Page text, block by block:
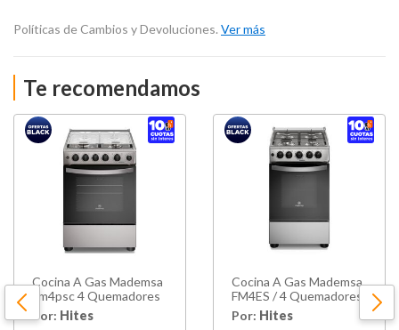
Políticas de Cambios y Devoluciones. Ver más
Te recomendamos
Cocina A Gas Mademsa
Fm4psc 4 Quemadores
Por: Hites
Cocina A Gas Mademsa
FM4ES / 4 Quemadores
Por: Hites